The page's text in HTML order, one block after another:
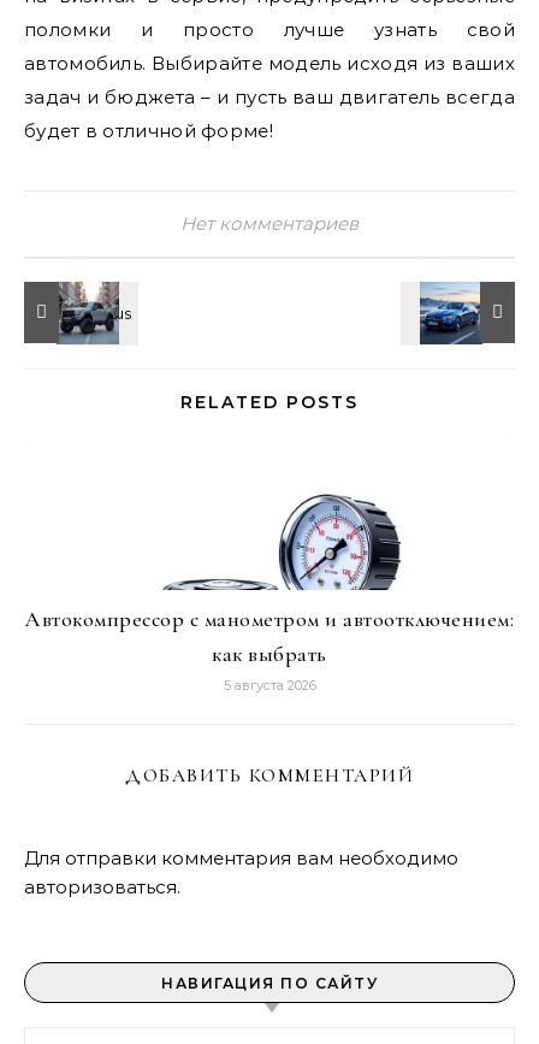
поломки и просто лучше узнать свой
автомобиль. Выбирайте модель исходя из ваших
задач и бюджета – и пусть ваш двигатель всегда
будет в отличной форме!
Нет комментариев
RELATED POSTS
Автокомпрессор с манометром и автоотключением:
как выбрать
5 августа 2026
ДОБАВИТЬ КОММЕНТАРИЙ
Для отправки комментария вам необходимо
авторизоваться.
НАВИГАЦИЯ ПО САЙТУ